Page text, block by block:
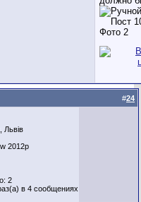
#24
Львів
2012р
2
в 4 сообщениях